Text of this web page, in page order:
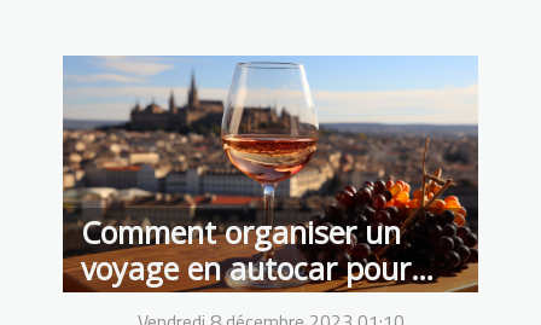
Comment organiser un
voyage en autocar pour
découvrir les régions